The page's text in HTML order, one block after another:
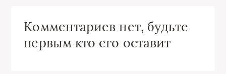
Комментариев нет, будьте
первым кто его оставит